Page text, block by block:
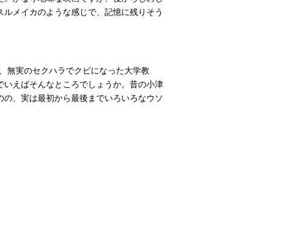
メイカのような感じで、記憶に残りそう
無実のセクハラでクビになった大学教
えばそんなところでしょうか。昔の小津
、実は最初から最後までいろいろなウソ